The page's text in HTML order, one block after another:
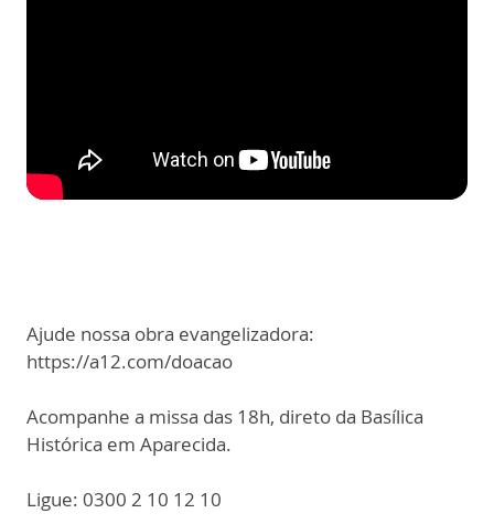
Ajude nossa obra evangelizadora:
https://a12.com/doacao
Acompanhe a missa das 18h, direto da Basílica
Histórica em Aparecida.
Ligue: 0300 2 10 12 10